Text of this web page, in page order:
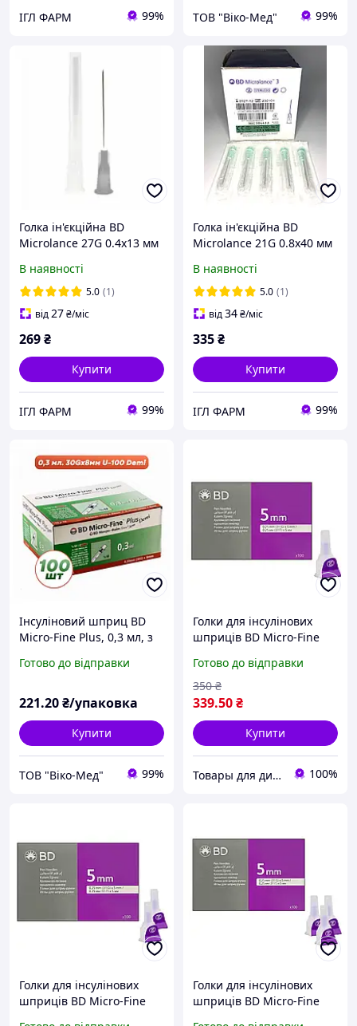
ІГЛ ФАРМ 99% ТОВ "Віко-Мед" 99%
Голка ін'єкційна ВD
Microlance 27G 0.4х13 мм
В наявності
5.0 (1)
від27₴/міс
269₴
Купити
ІГЛ ФАРМ 99%
Голка ін'єкційна ВD
Microlance 21G 0.8х40 мм
В наявності
5.0 (1)
від34₴/міс
335₴
Купити
ІГЛ ФАРМ 99%
Інсуліновий шприц BD
Micro-Fine Plus, 0,3 мл, з
голкою (30G) 0,30 мм х 8
пачці
Готово до відправки
221.20₴/упаковка
Купити
ТОВ "Віко-Мед" 99%
Голки для інсулінових
шприців BD Micro-Fine
100 штук
Готово до відправки
339.50₴
350 ₴
Купити
Товары для диабета 100%
Голки для інсулінових
шприців BD Micro-Fine
Голки для інсулінових
шприців BD Micro-Fine